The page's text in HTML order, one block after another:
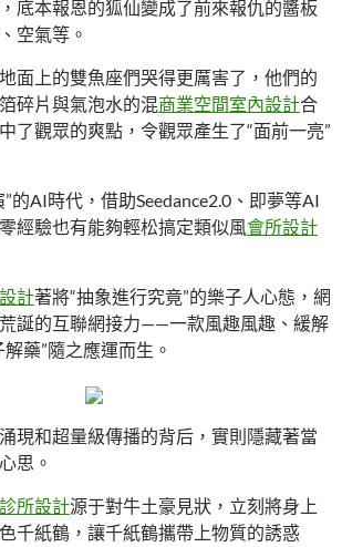
底本報恩的狐仙變成了前來報仇的醬板
空氣等。
面上的雙魚座們哭得更厲害了，他們的
碎片與氣泡水的混商業空間室內設計合
了觀眾的爽點，令觀眾產生了“面前一亮”
的AI時代，借助Seedance2.0、即夢等AI
經驗也有能夠輕松搞定類似風會所設計
計著將“抽象進行究竟”的樂子人心態，網
誕的互聯網接力——一款風趣風趣、緩解
藥”隨之應運而生。
現和超量級傳播的背后，實則隱藏著當
思。
所設計源于對牛土豪見狀，立刻將身上
千紙鶴，讓千紙鶴攜帶上物質的誘惑